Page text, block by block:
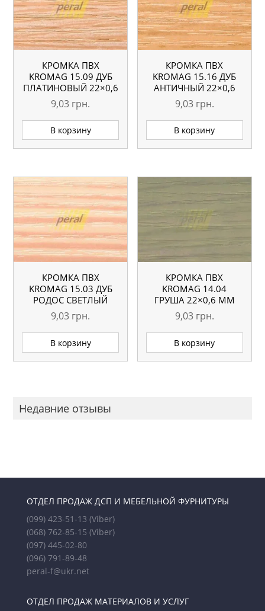
КРОМКА ПВХ
KROMAG 15.09 ДУБ
ПЛАТИНОВЫЙ 22×0,6
ММ
9,03 грн.
В корзину
КРОМКА ПВХ
KROMAG 15.16 ДУБ
АНТИЧНЫЙ 22×0,6
ММ
9,03 грн.
В корзину
КРОМКА ПВХ
KROMAG 15.03 ДУБ
РОДОС СВЕТЛЫЙ
22×0,6 ММ
9,03 грн.
В корзину
КРОМКА ПВХ
KROMAG 14.04
ГРУША 22×0,6 ММ
9,03 грн.
В корзину
Недавние отзывы
ОТДЕЛ ПРОДАЖ ДСП И МЕБЕЛЬНОЙ ФУРНИТУРЫ
(099) 423-51-13 (Viber)
(068) 762-85-15 (Viber)
(097) 445-02-80
(096) 791-89-48
peral-f@ukr.net
ОТДЕЛ ПРОДАЖ МАТЕРИАЛОВ И УСЛУГ